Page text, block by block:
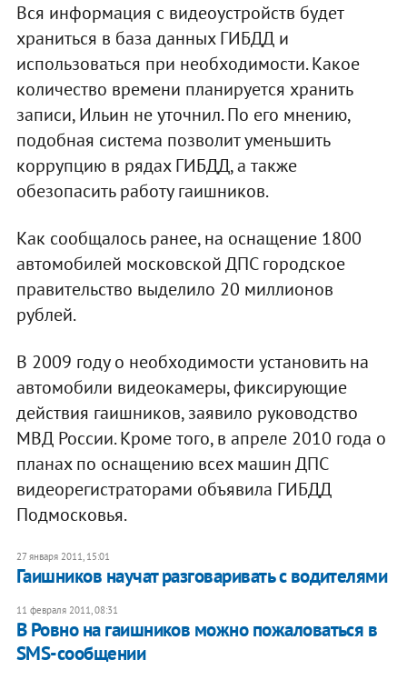
Вся информация с видеоустройств будет
храниться в база данных ГИБДД и
использоваться при необходимости. Какое
количество времени планируется хранить
записи, Ильин не уточнил. По его мнению,
подобная система позволит уменьшить
коррупцию в рядах ГИБДД, а также
обезопасить работу гаишников.
Как сообщалось ранее, на оснащение 1800
автомобилей московской ДПС городское
правительство выделило 20 миллионов
рублей.
В 2009 году о необходимости установить на
автомобили видеокамеры, фиксирующие
действия гаишников, заявило руководство
МВД России. Кроме того, в апреле 2010 года о
планах по оснащению всех машин ДПС
видеорегистраторами объявила ГИБДД
Подмосковья.
27 января 2011, 15:01
Гаишников научат разговаривать с водителями
11 февраля 2011, 08:31
В Ровно на гаишников можно пожаловаться в
SMS-сообщении